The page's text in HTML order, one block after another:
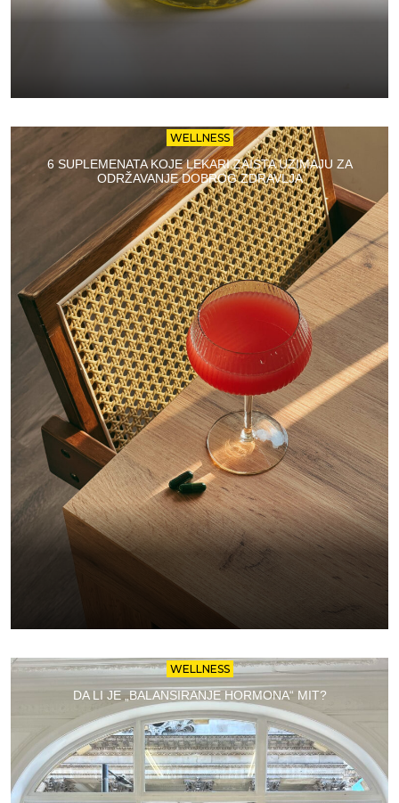
WELLNESS
6 SUPLEMENATA KOJE LEKARI ZAISTA UZIMAJU ZA
ODRŽAVANJE DOBROG ZDRAVLJA
WELLNESS
DA LI JE „BALANSIRANJE HORMONA“ MIT?